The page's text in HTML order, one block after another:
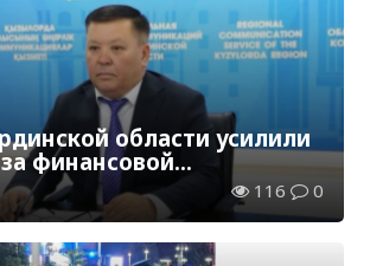
области усилили
финансовой
116 0